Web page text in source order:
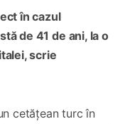
în cazul
de 41 de ani, la o
scrie
cetățean turc în